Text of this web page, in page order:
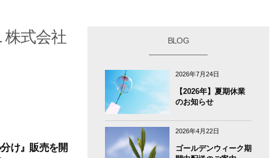
株式会社
け』販売を開
BLOG
2026年7月24日
【2026年】夏期休業
のお知らせ
2026年4月22日
ゴールデンウィーク期